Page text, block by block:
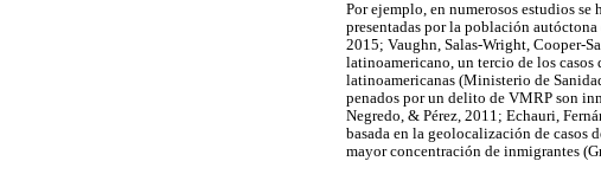
Por ejemplo, en numerosos estudios
presentadas por la población
2015; Vaughn, Salas-Wright, Cooper-
latinoamericano, un tercio de los casos
latinoamericanas (Ministerio de
penados por un delito de VMRP son
Negredo, & Pérez, 2011; Echauri,
basada en la geolocalización de casos
mayor concentración de inmigrantes